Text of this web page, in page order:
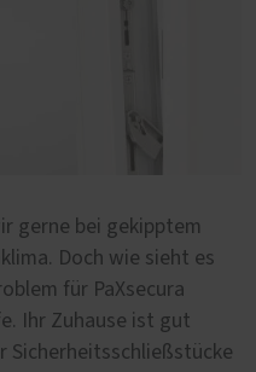
gerne bei gekipptem
Doch wie sieht es
für PaXsecura
Ihr Zuhause ist gut
Sicherheitsschließstücke